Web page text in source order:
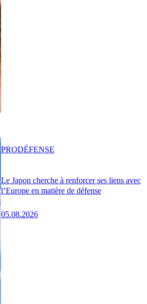
Le Japon cherche à renforcer ses liens avec
l’Europe en matière de défense
05.08.2026
PRODÉFENSE